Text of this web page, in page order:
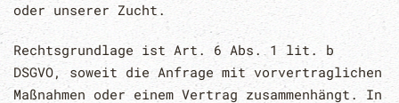
oder unserer Zucht.
Rechtsgrundlage ist Art. 6 Abs. 1 lit. b
DSGVO, soweit die Anfrage mit vorvertraglichen
Maßnahmen oder einem Vertrag zusammenhängt. In